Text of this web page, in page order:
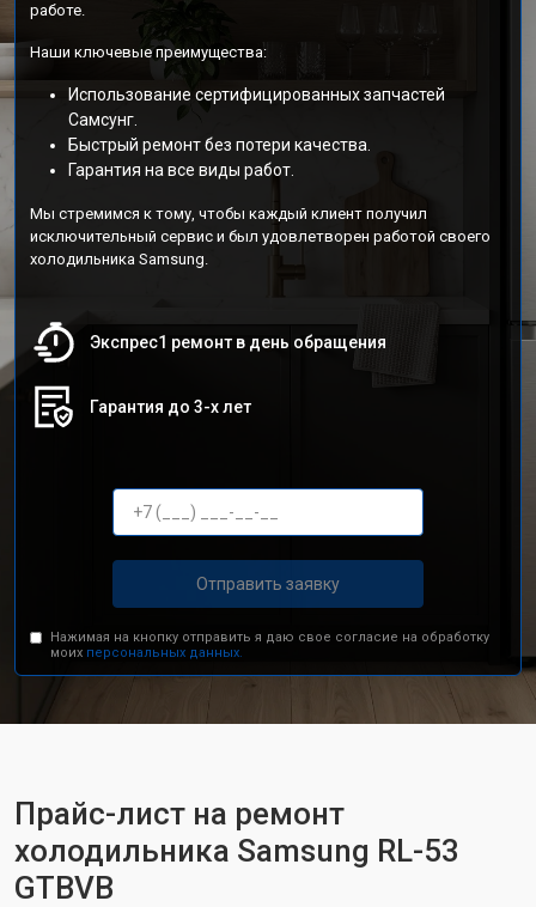
работе.
Наши ключевые преимущества:
Использование сертифицированных запчастей
Самсунг.
Быстрый ремонт без потери качества.
Гарантия на все виды работ.
Мы стремимся к тому, чтобы каждый клиент получил
исключительный сервис и был удовлетворен работой своего
холодильника Samsung.
Экспрес1 ремонт в день обращения
Гарантия до 3-х лет
Отправить заявку
Нажимая на кнопку отправить я даю свое согласие на обработку
моих персональных данных.
Прайс-лист на ремонт
холодильника Samsung RL-53
GTBVB